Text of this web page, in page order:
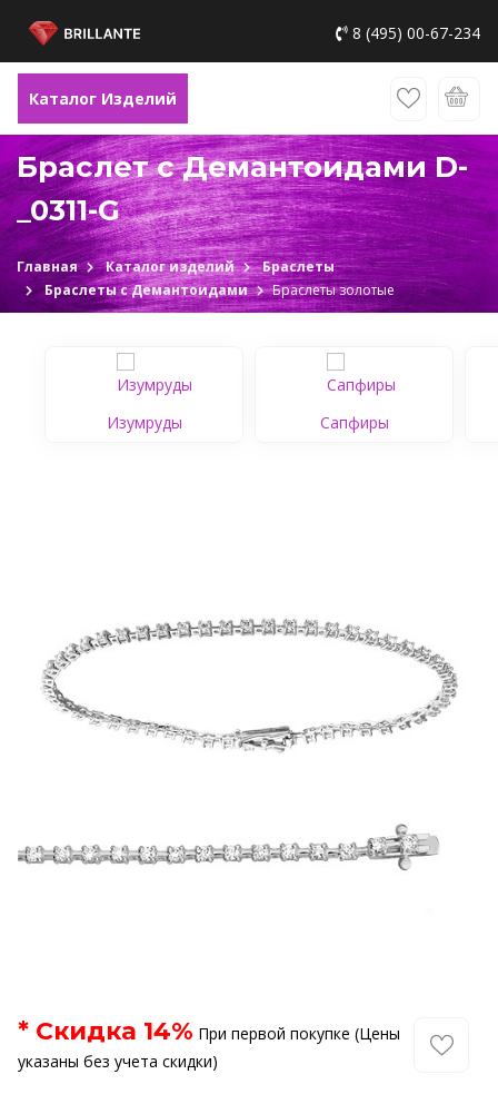
8 (495) 00-67-234
Каталог Изделий
Браслет с Демантоидами D-
_0311-G
Главная Каталог изделий
Браслеты
Браслеты с Демантоидами
Браслеты золотые
Изумруды Сапфиры
* Скидка 14% При первой покупке (Цены
указаны без учета скидки)